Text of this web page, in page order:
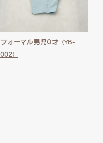
フォーマル男児0才 （YB-
002）